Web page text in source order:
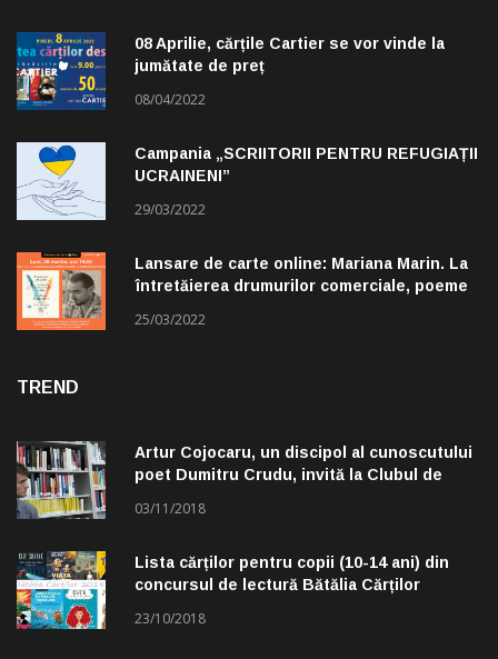
08 Aprilie, cărțile Cartier se vor vinde la
jumătate de preț
08/04/2022
Campania „SCRIITORII PENTRU REFUGIAȚII
UCRAINENI”
29/03/2022
Lansare de carte online: Mariana Marin. La
întretăierea drumurilor comerciale, poeme
25/03/2022
TREND
Artur Cojocaru, un discipol al cunoscutului
poet Dumitru Crudu, invită la Clubul de
03/11/2018
Lista cărților pentru copii (10-14 ani) din
concursul de lectură Bătălia Cărților
23/10/2018